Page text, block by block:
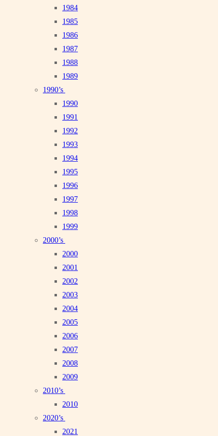
1984
1985
1986
1987
1988
1989
1990’s
1990
1991
1992
1993
1994
1995
1996
1997
1998
1999
2000’s
2000
2001
2002
2003
2004
2005
2006
2007
2008
2009
2010’s
2010
2020’s
2021